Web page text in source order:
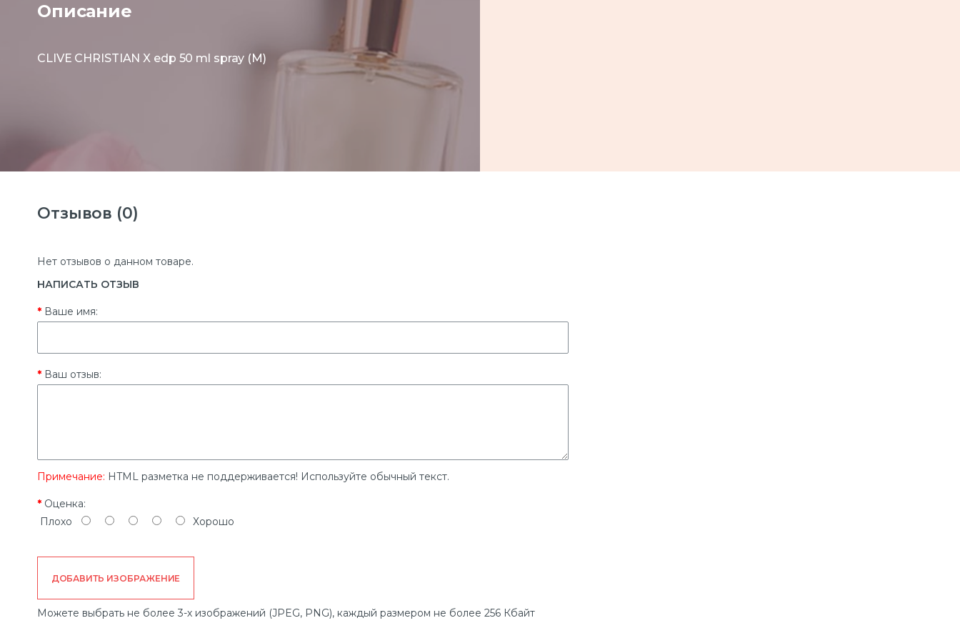
Описание
CLIVE CHRISTIAN X edp 50 ml spray (M)
Отзывов (0)
Нет отзывов о данном товаре.
НАПИСАТЬ ОТЗЫВ
Ваше имя:
Ваш отзыв:
Примечание: HTML разметка не поддерживается! Используйте обычный текст.
Оценка:
Плохо
Хорошо
ДОБАВИТЬ ИЗОБРАЖЕНИЕ
Можете выбрать не более 3-х изображений (JPEG, PNG), каждый размером не более 256 Кбайт